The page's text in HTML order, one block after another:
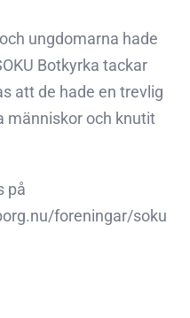
ungdomarna hade
Botkyrka tackar
att de hade en trevlig
människor och knutit
på
foreningar/soku